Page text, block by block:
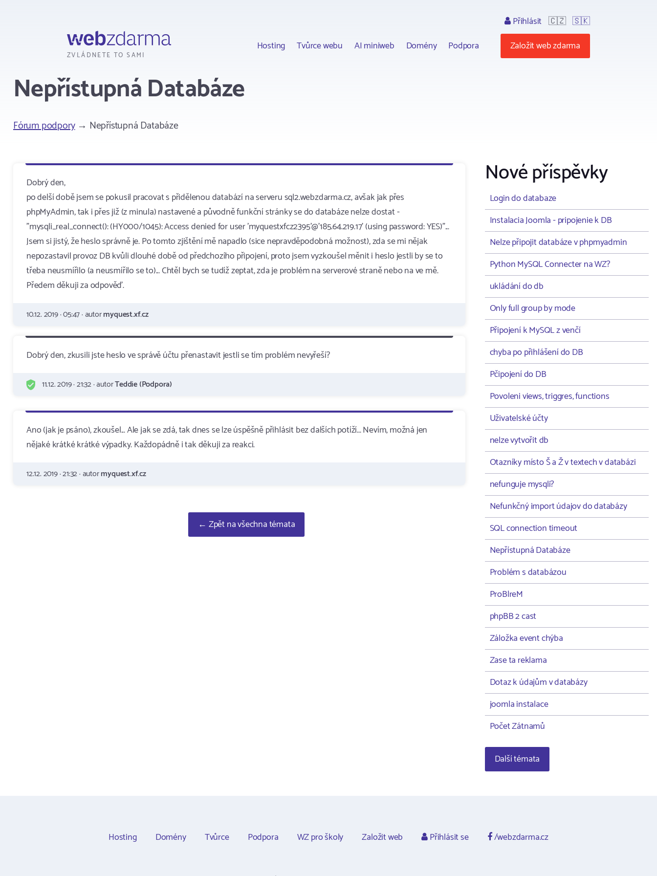
ZVLÁDNETE TO SAMI
Hosting Tvůrce webu AI miniweb Domény Podpora
Přihlásit 🇨🇿 🇸🇰
Založit web zdarma
Nepřístupná Databáze
Fórum podpory→ Nepřístupná Databáze
Dobrý den,
po delší době jsem se pokusil pracovat s přidělenou databází na serveru sql2.webzdarma.cz, avšak jak přes
phpMyAdmin, tak i přes již (z minula) nastavené a původně funkční stránky se do databáze nelze dostat -
"mysqli_real_connect(): (HY000/1045): Access denied for user 'myquestxfcz2395'@'185.64.219.17' (using password: YES)"...
Jsem si jistý, že heslo správně je. Po tomto zjištění mě napadlo (sice nepravděpodobná možnost), zda se mi nějak
nepozastavil provoz DB kvůli dlouhé době od předchozího připojení, proto jsem vyzkoušel měnit i heslo jestli by se to
třeba neusmířilo (a neusmířilo se to)... Chtěl bych se tudíž zeptat, zda je problém na serverové straně nebo na ve mě.
Předem děkuji za odpověď.
10.12. 2019 · 05:47 · autormyquest.xf.cz
Dobrý den, zkusili jste heslo ve správě účtu přenastavit jestli se tím problém nevyřeší?
11.12. 2019 · 21:32 · autorTeddie (Podpora)
Ano (jak je psáno), zkoušel... Ale jak se zdá, tak dnes se lze úspěšně přihlásit bez dalších potíží... Nevím, možná jen
nějaké krátké krátké výpadky. Každopádně i tak děkuji za reakci.
12.12. 2019 · 21:32 · autormyquest.xf.cz
← Zpět na všechna témata
Nové příspěvky
Login do databaze
Instalacia Joomla - pripojenie k DB
Nelze připojit databáze v phpmyadmin
Python MySQL Connecter na WZ?
ukládání do db
Only full group by mode
Připojení k MySQL z venčí
chyba po přihlášení do DB
Pčipojení do DB
Povoleni views, triggres, functions
Uživatelské účty
nelze vytvořit db
Otazníky místo Š a Ž v textech v databázi
nefunguje mysqli?
Nefunkčný import údajov do databázy
SQL connection timeout
Nepřístupná Databáze
Problém s databázou
ProBlreM
phpBB 2 cast
Záložka event chýba
Zase ta reklama
Dotaz k údajům v databázy
joomla instalace
Počet Zátnamů
Další témata
Hosting Domény Tvůrce Podpora WZ pro školy Založit web Přihlásit se /webzdarma.cz